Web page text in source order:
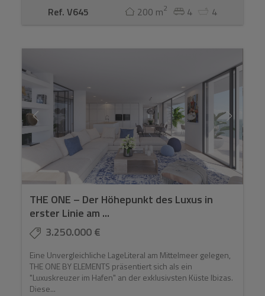
Ref. V645 200 m2 4 4
THE ONE – Der Höhepunkt des Luxus in
erster Linie am ...
3.250.000 €
Eine Unvergleichliche LageLiteral am Mittelmeer gelegen,
THE ONE BY ELEMENTS präsentiert sich als ein
"Luxuskreuzer im Hafen" an der exklusivsten Küste Ibizas.
Diese...